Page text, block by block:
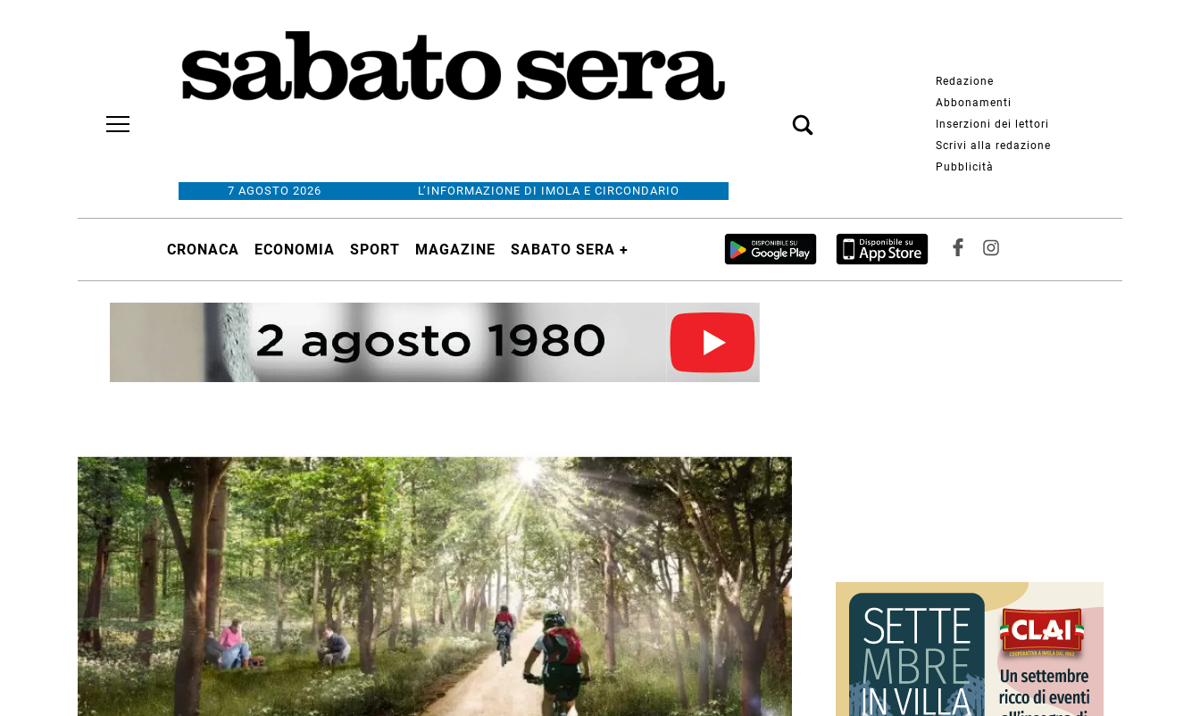
7 AGOSTO 2026 L’INFORMAZIONE DI IMOLA E CIRCONDARIO
Redazione
Abbonamenti
Inserzioni dei lettori
Scrivi alla redazione
Pubblicità
CRONACA ECONOMIA SPORT MAGAZINE SABATO SERA +